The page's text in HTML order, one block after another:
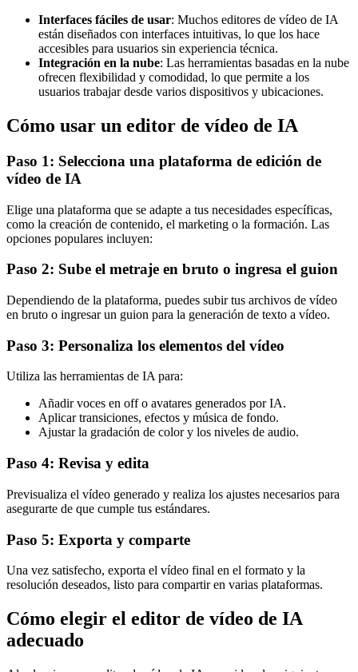
Interfaces fáciles de usar: Muchos editores de vídeo de IA
están diseñados con interfaces intuitivas, lo que los hace
accesibles para usuarios sin experiencia técnica.
Integración en la nube: Las herramientas basadas en la nube
ofrecen flexibilidad y comodidad, lo que permite a los
usuarios trabajar desde varios dispositivos y ubicaciones.
Cómo usar un editor de vídeo de IA
Paso 1: Selecciona una plataforma de edición de
vídeo de IA
Elige una plataforma que se adapte a tus necesidades específicas,
como la creación de contenido, el marketing o la formación. Las
opciones populares incluyen:
Paso 2: Sube el metraje en bruto o ingresa el guion
Dependiendo de la plataforma, puedes subir tus archivos de vídeo
en bruto o ingresar un guion para la generación de texto a vídeo.
Paso 3: Personaliza los elementos del vídeo
Utiliza las herramientas de IA para:
Añadir voces en off o avatares generados por IA.
Aplicar transiciones, efectos y música de fondo.
Ajustar la gradación de color y los niveles de audio.
Paso 4: Revisa y edita
Previsualiza el vídeo generado y realiza los ajustes necesarios para
asegurarte de que cumple tus estándares.
Paso 5: Exporta y comparte
Una vez satisfecho, exporta el vídeo final en el formato y la
resolución deseados, listo para compartir en varias plataformas.
Cómo elegir el editor de vídeo de IA
adecuado